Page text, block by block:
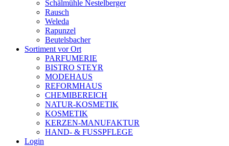
Schälmühle Nestelberger
Rausch
Weleda
Rapunzel
Beutelsbacher
Sortiment vor Ort
PARFUMERIE
BISTRO STEYR
MODEHAUS
REFORMHAUS
CHEMIBEREICH
NATUR-KOSMETIK
KOSMETIK
KERZEN-MANUFAKTUR
HAND- & FUSSPFLEGE
Login